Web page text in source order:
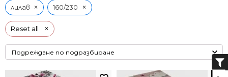
Reset all ×
лилав × 160/230 ×